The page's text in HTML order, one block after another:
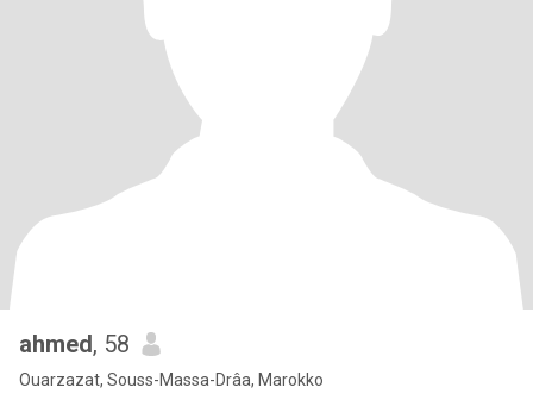
ahmed, 58
Ouarzazat, Souss-Massa-Drâa, Marokko